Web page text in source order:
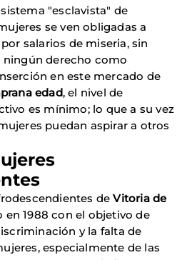
"esclavista" de
se ven obligadas a
salarios de miseria, sin
ningún derecho como
en este mercado de
edad, el nivel de
es mínimo; lo que a su vez
puedan aspirar a otros
deVitoria de
en 1988 con el objetivo de
y la falta de
especialmente de las